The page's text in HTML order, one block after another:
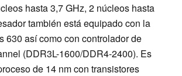
hasta 3,7 GHz, 2 núcleos hasta
también está equipado con la
630 así como con controlador de
(DDR3L-1600/DDR4-2400). Es
de 14 nm con transistores